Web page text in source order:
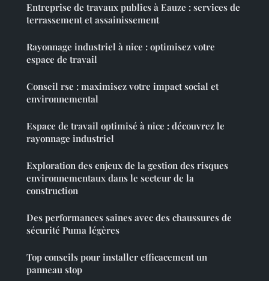
Entreprise de travaux publics à Eauze : services de
terrassement et assainissement
Rayonnage industriel à nice : optimisez votre
espace de travail
Conseil rse : maximisez votre impact social et
environnemental
Espace de travail optimisé à nice : découvrez le
rayonnage industriel
Exploration des enjeux de la gestion des risques
environnementaux dans le secteur de la
construction
Des performances saines avec des chaussures de
sécurité Puma légères
Top conseils pour installer efficacement un
panneau stop